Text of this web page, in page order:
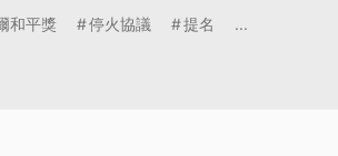
和平獎 停火協議 提名 ...